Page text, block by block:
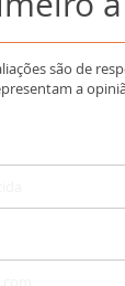
são de
a